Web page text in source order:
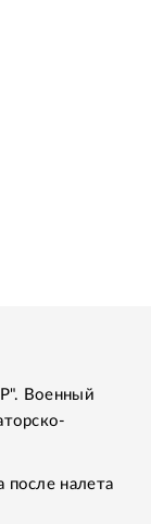
Военный
после налета